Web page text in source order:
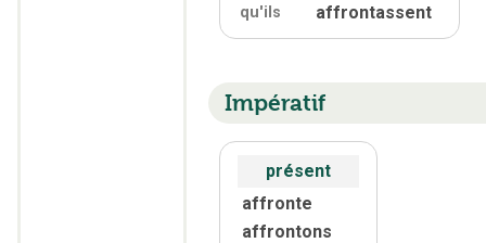
qu'ils affrontassent
Impératif
présent
affronte
affrontons